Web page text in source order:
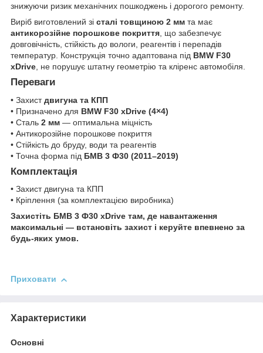
знижуючи ризик механічних пошкоджень і дорогого ремонту.
Виріб виготовлений зі сталі товщиною 2 мм та має
антикорозійне порошкове покриття , що забезпечує
довговічність, стійкість до вологи, реагентів і перепадів
температур. Конструкція точно адаптована під BMW F30
xDrive , не порушує штатну геометрію та кліренс автомобіля.
Переваги
• Захистдвигуна та КПП
• Призначено для BMW F30 xDrive (4×4)
• Сталь 2 мм — оптимальна міцність
• Антикорозійне порошкове покриття
• Стійкість до бруду, води та реагентів
• Точна форма під БМВ 3 Ф30 (2011–2019)
Комплектація
• Захист двигуна та КПП
• Кріплення (за комплектацією виробника)
Захистіть БМВ 3 Ф30 xDrive там, де навантаження
максимальні — встановіть захист і керуйте впевнено за
будь-яких умов.
Приховати
Характеристики
Основні